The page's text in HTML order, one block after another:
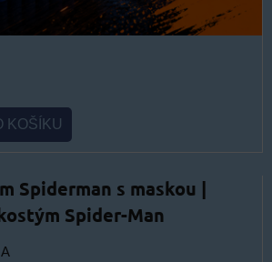
KOŠÍKU
Spiderman s maskou |
Spider-Man